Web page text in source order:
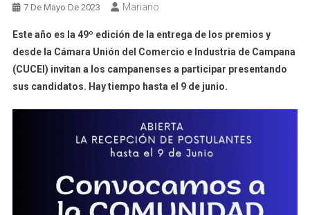
7 De Mayo De 2023 Mariano
Este año es la 49º edición de la entrega de los premios y
desde la Cámara Unión del Comercio e Industria de Campana
(CUCEI) invitan a los campanenses a participar presentando
sus candidatos. Hay tiempo hasta el 9 de junio.